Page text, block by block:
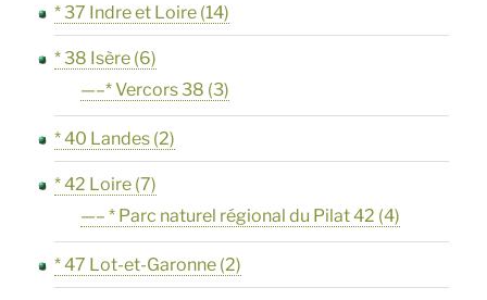
* 37 Indre et Loire (14)
* 38 Isère (6)
—–* Vercors 38 (3)
* 40 Landes (2)
* 42 Loire (7)
—– * Parc naturel régional du Pilat 42 (4)
* 47 Lot-et-Garonne (2)